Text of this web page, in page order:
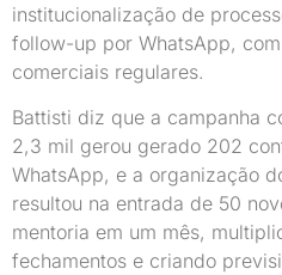
institucionalização de
follow-up por WhatsApp,
comerciais regulares.
Battisti diz que a campanha
2,3 mil gerou gerado 202
WhatsApp, e a organização
resultou na entrada de 50
mentoria em um mês,
fechamentos e criando